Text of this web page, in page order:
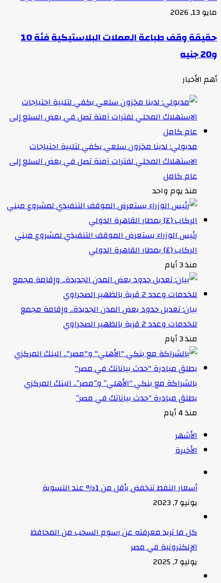
مايو 13, 2026
حقيقة وقف طباعة العملات البلاستيكية فئة 10
و20 جنيه
أهم الأخبار
مدبولي: لدينا مخزون سلعي يكفي لتلبية احتياجات
الاستهلاك المحلي لفترات آمنة تصل في بعض السلع إلى
عام كامل
منذ يوم واحد
رئيس الوزراء يستعرض الموقف التنفيذي لمشروع مبني
الركاب (٤) بمطار القاهرة الدولي
منذ 3 أيام
بيان: تعديل حدود بعض المدن الجديدة.. وإقامة مجمع
للخدمات وعدد 2 قرية بالظهير الصحراوي
منذ 3 أيام
بالشراكة مع بنكي “الأهلي” و”مصر”.. البنك المركزي
يطلق مبادرة “حدث بياناتك في مصر”
منذ 4 أيام
الأشهر
الأخيرة
أسعار النفط تنخفض بأقل من 1% عند التسوية
يونيو 7, 2023
كل ما تريد معرفته عن رسوم السحب من المحافظ
الإلكترونية في مصر
يوليو 7, 2025